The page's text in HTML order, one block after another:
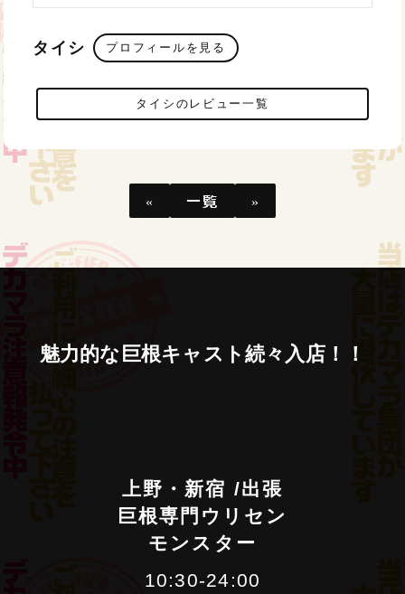
タイシ プロフィールを見る
タイシのレビュー一覧
« 一覧 »
魅力的な 巨根キ ャ ス ト 続々 入店！ ！
上野・新宿 /出張
巨根専門ウリセン
モンスター
10:30-24:00